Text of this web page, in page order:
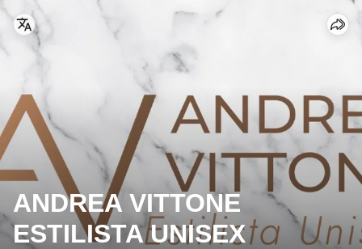
ANDREA VITTONE
ESTILISTA UNISEX